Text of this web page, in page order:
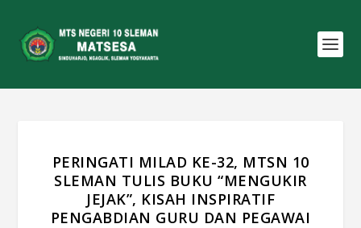
PERINGATI MILAD KE-32, MTSN 10
SLEMAN TULIS BUKU “MENGUKIR
JEJAK”, KISAH INSPIRATIF
PENGABDIAN GURU DAN PEGAWAI